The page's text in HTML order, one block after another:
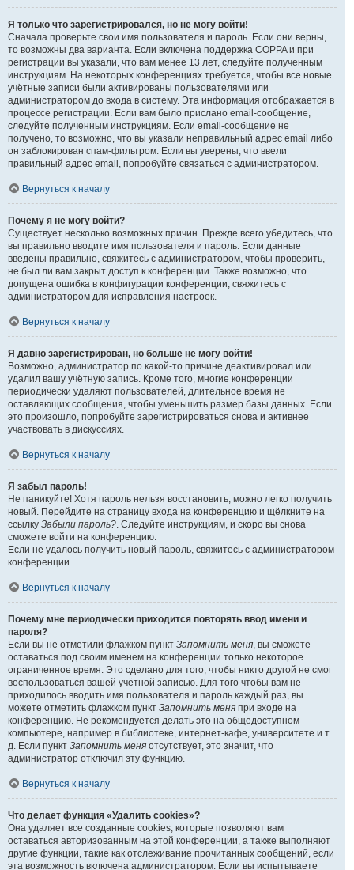
Я только что зарегистрировался, но не могу войти!
Сначала проверьте свои имя пользователя и пароль. Если они верны,
то возможны два варианта. Если включена поддержка COPPA и при
регистрации вы указали, что вам менее 13 лет, следуйте полученным
инструкциям. На некоторых конференциях требуется, чтобы все новые
учётные записи были активированы пользователями или
администратором до входа в систему. Эта информация отображается в
процессе регистрации. Если вам было прислано email-сообщение,
следуйте полученным инструкциям. Если email-сообщение не
получено, то возможно, что вы указали неправильный адрес email либо
он заблокирован спам-фильтром. Если вы уверены, что ввели
правильный адрес email, попробуйте связаться с администратором.
Вернуться к началу
Почему я не могу войти?
Существует несколько возможных причин. Прежде всего убедитесь, что
вы правильно вводите имя пользователя и пароль. Если данные
введены правильно, свяжитесь с администратором, чтобы проверить,
не был ли вам закрыт доступ к конференции. Также возможно, что
допущена ошибка в конфигурации конференции, свяжитесь с
администратором для исправления настроек.
Вернуться к началу
Я давно зарегистрирован, но больше не могу войти!
Возможно, администратор по какой-то причине деактивировал или
удалил вашу учётную запись. Кроме того, многие конференции
периодически удаляют пользователей, длительное время не
оставляющих сообщения, чтобы уменьшить размер базы данных. Если
это произошло, попробуйте зарегистрироваться снова и активнее
участвовать в дискуссиях.
Вернуться к началу
Я забыл пароль!
Не паникуйте! Хотя пароль нельзя восстановить, можно легко получить
новый. Перейдите на страницу входа на конференцию и щёлкните на
ссылку Забыли пароль?. Следуйте инструкциям, и скоро вы снова
сможете войти на конференцию.
Если не удалось получить новый пароль, свяжитесь с администратором
конференции.
Вернуться к началу
Почему мне периодически приходится повторять ввод имени и
пароля?
Если вы не отметили флажком пункт Запомнить меня, вы сможете
оставаться под своим именем на конференции только некоторое
ограниченное время. Это сделано для того, чтобы никто другой не смог
воспользоваться вашей учётной записью. Для того чтобы вам не
приходилось вводить имя пользователя и пароль каждый раз, вы
можете отметить флажком пункт Запомнить меня при входе на
конференцию. Не рекомендуется делать это на общедоступном
компьютере, например в библиотеке, интернет-кафе, университете и т.
д. Если пункт Запомнить меня отсутствует, это значит, что
администратор отключил эту функцию.
Вернуться к началу
Что делает функция «Удалить cookies»?
Она удаляет все созданные cookies, которые позволяют вам
оставаться авторизованным на этой конференции, а также выполняют
другие функции, такие как отслеживание прочитанных сообщений, если
эта возможность включена администратором. Если вы испытываете